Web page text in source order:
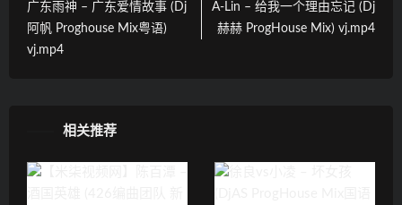
广东雨神 – 广东爱情故事 (Dj
阿帆 Proghouse Mix粤语)
vj.mp4
A-Lin – 给我一个理由忘记 (Dj
赫赫 ProgHouse Mix) vj.mp4
相关推荐